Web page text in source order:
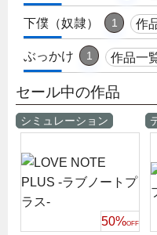
下僕（奴隷） 1 作
ぶっかけ 1 作品一
セール中の作品
シミュレーション
50%OFF